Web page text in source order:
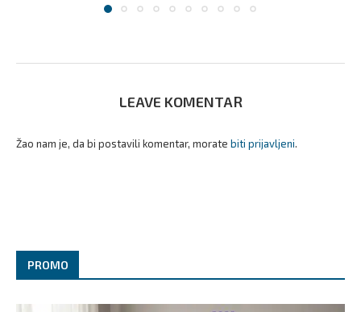
LEAVE KOMENTAR
Žao nam je, da bi postavili komentar, morate biti prijavljeni.
PROMO